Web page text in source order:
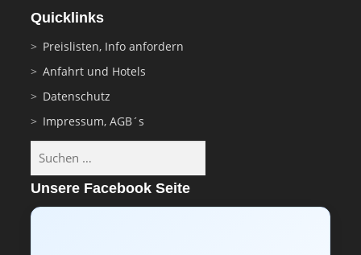
Quicklinks
Preislisten, Info anfordern
Anfahrt und Hotels
Datenschutz
Impressum, AGB´s
nach:
Unsere Facebook Seite